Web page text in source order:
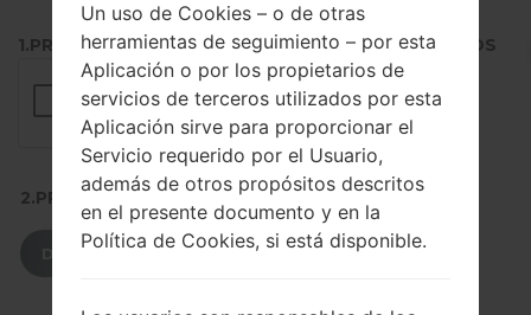
1.PRESIONE EL BOTÓN PARA CARGAR LOS ARCHIVOS
2.PRESIONE PARA DESCARGAR
DESCARGAR
Un uso de Cookies – o de otras
herramientas de seguimiento – por esta
Aplicación o por los propietarios de
servicios de terceros utilizados por esta
Aplicación sirve para proporcionar el
Servicio requerido por el Usuario,
además de otros propósitos descritos
en el presente documento y en la
Política de Cookies, si está disponible.